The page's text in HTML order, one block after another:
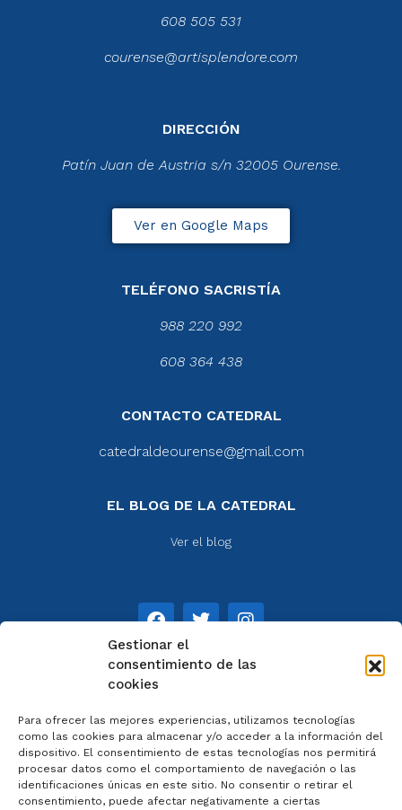
Gestionar el
consentimiento de las
cookies
Para ofrecer las mejores experiencias, utilizamos tecnologías
como las cookies para almacenar y/o acceder a la información del
dispositivo. El consentimiento de estas tecnologías nos permitirá
procesar datos como el comportamiento de navegación o las
identificaciones únicas en este sitio. No consentir o retirar el
consentimiento, puede afectar negativamente a ciertas
608 505 531
courense@artisplendore.com
DIRECCIÓN
Patín Juan de Austria s/n 32005 Ourense.
Ver en Google Maps
TELÉFONO SACRISTÍA
988 220 992
608 364 438
CONTACTO CATEDRAL
catedraldeourense@gmail.com
EL BLOG DE LA CATEDRAL
Ver el blog
Aviso legal
Política de privacidad
Cookies
Colaboradores